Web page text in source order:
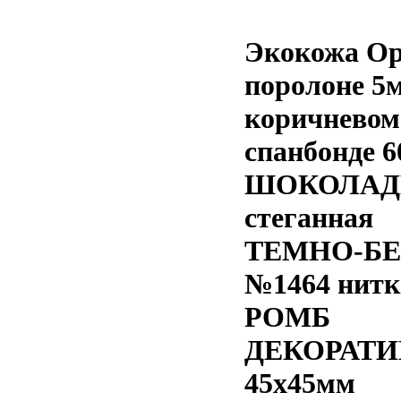
Экокожа
поролоне
коричневом
спанбонде
стеганная
ТЕМНО-
№1464
РОМБ
45х45мм